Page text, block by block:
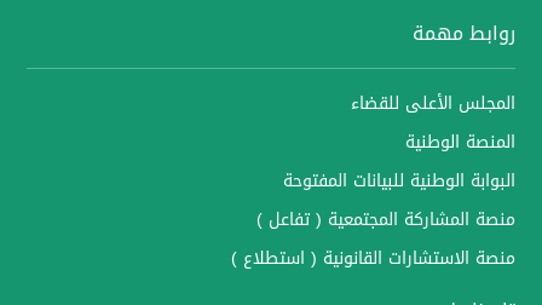
روابط مهمة
المجلس الأعلى للقضاء
المنصة الوطنية
البوابة الوطنية للبيانات المفتوحة
منصة المشاركة المجتمعية ( تفاعل )
منصة الاستشارات القانونية ( استطلاع )